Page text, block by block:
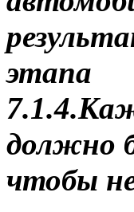
этапа
должно
чтобы